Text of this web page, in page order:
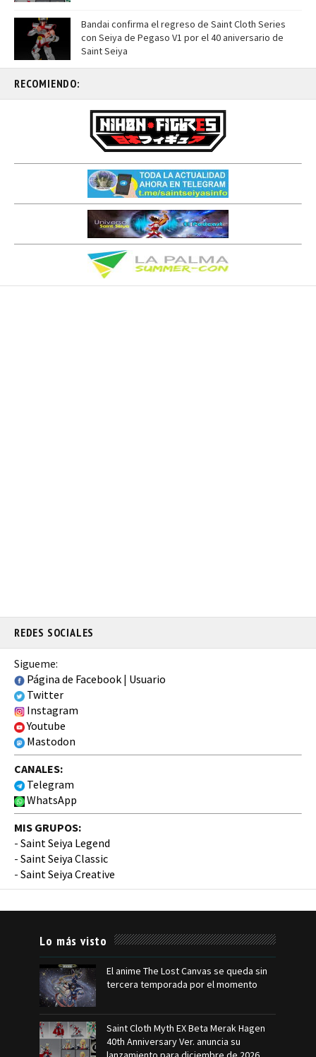
Bandai confirma el regreso de Saint Cloth Series
con Seiya de Pegaso V1 por el 40 aniversario de
Saint Seiya
RECOMIENDO:
REDES SOCIALES
Sigueme:
Página de Facebook | Usuario
Twitter
Instagram
Youtube
Mastodon
CANALES:
Telegram
WhatsApp
MIS GRUPOS:
- Saint Seiya Legend
- Saint Seiya Classic
- Saint Seiya Creative
Lo más visto
El anime The Lost Canvas se queda sin
tercera temporada por el momento
Saint Cloth Myth EX Beta Merak Hagen
40th Anniversary Ver. anuncia su